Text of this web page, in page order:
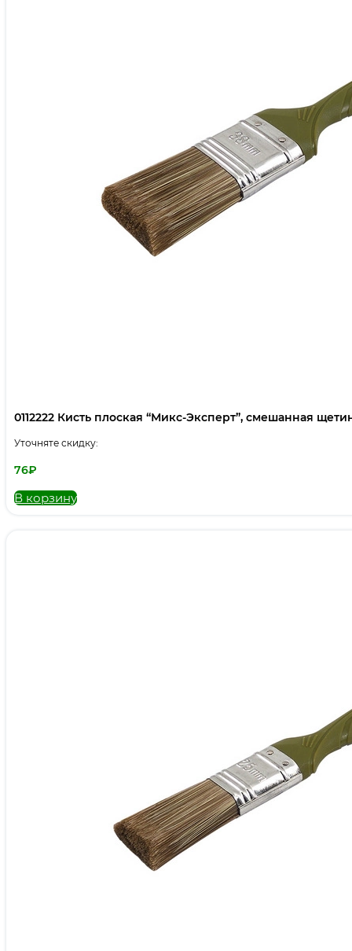
0112222 Кисть плоская “Микс-Эксперт”, смешанная
Уточняте скидку:
76₽
В корзину